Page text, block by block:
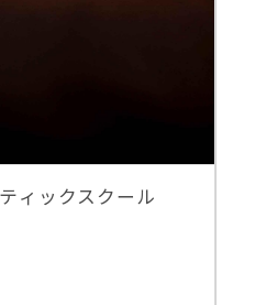
ィックスクール